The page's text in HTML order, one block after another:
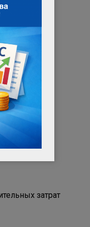
затрат